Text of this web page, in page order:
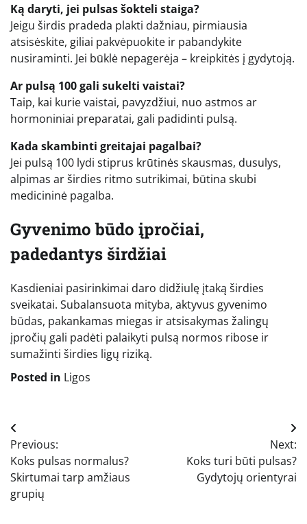
Ką daryti, jei pulsas šokteli staiga?
Jeigu širdis pradeda plakti dažniau, pirmiausia
atsisėskite, giliai pakvėpuokite ir pabandykite
nusiraminti. Jei būklė nepagerėja – kreipkitės į gydytoją.
Ar pulsą 100 gali sukelti vaistai?
Taip, kai kurie vaistai, pavyzdžiui, nuo astmos ar
hormoniniai preparatai, gali padidinti pulsą.
Kada skambinti greitajai pagalbai?
Jei pulsą 100 lydi stiprus krūtinės skausmas, dusulys,
alpimas ar širdies ritmo sutrikimai, būtina skubi
medicininė pagalba.
Gyvenimo būdo įpročiai,
padedantys širdžiai
Kasdieniai pasirinkimai daro didžiulę įtaką širdies
sveikatai. Subalansuota mityba, aktyvus gyvenimo
būdas, pakankamas miegas ir atsisakymas žalingų
įpročių gali padėti palaikyti pulsą normos ribose ir
sumažinti širdies ligų riziką.
Posted in Ligos
Navigacija
tarp
įrašų
Previous:
Koks pulsas normalus?
Skirtumai tarp amžiaus
grupių
Next:
Koks turi būti pulsas?
Gydytojų orientyrai